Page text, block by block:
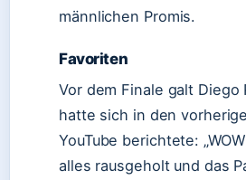
männlichen Promis.
Favoriten
Vor dem Finale galt
hatte sich in den
YouTube berichtete:
alles rausgeholt und das